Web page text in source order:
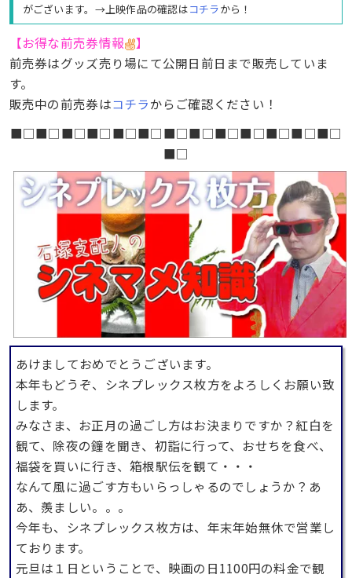
がございます。→上映作品の確認はコチラから！
【お得な前売券情報
】
前売券はグッズ売り場にて公開日前日まで販売していま
す。
販売中の前売券はコチラからご確認ください！
■□■□■□■□■□■□■□■□■□■□■□■□■□
■□
あけましておめでとうございます。
本年もどうぞ、シネプレックス枚方をよろしくお願い致
します。
みなさま、お正月の過ごし方はお決まりですか？紅白を
観て、除夜の鐘を聞き、初詣に行って、おせちを食べ、
福袋を買いに行き、箱根駅伝を観て・・・
なんて風に過ごす方もいらっしゃるのでしょうか？あ
あ、羨ましい。。。
今年も、シネプレックス枚方は、年末年始無休で営業し
ております。
元旦は１日ということで、映画の日1100円の料金で観